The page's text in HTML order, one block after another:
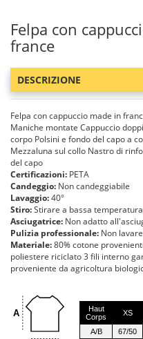
Felpa con
france
DESCRIZIONE
Felpa con cappuccio made in
Maniche montate Cappuccio
corpo Polsini e fondo del capo a
Mezzaluna sul collo Nastro di
del capo
Certificazioni: PETA
Candeggio: Non candeggiabile
Lavaggio:40°
Stiro:Stirare a bassa temperatura
Asciugatrice: Non adatto
Pulizia professionale: Non
Materiale:80% cotone
poliestere riciclato 3 fili interno
proveniente da agricoltura
A
Haut
Corps
XS
A/B 67/50